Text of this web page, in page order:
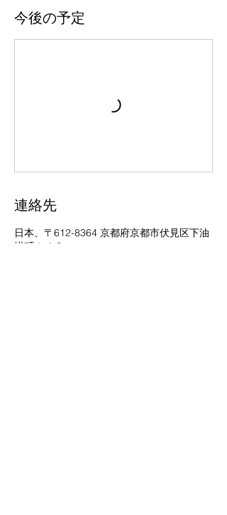
今後の予定
連絡先
日本、〒612-8364 京都府京都市伏見区下油
掛町１４３